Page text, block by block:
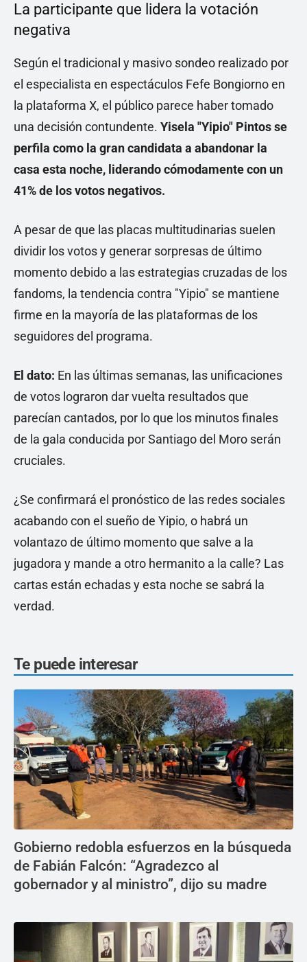
La participante que lidera la votación
negativa
Según el tradicional y masivo sondeo realizado por
el especialista en espectáculos Fefe Bongiorno en
la plataforma X, el público parece haber tomado
una decisión contundente. Yisela "Yipio" Pintos se
perfila como la gran candidata a abandonar la
casa esta noche, liderando cómodamente con un
41% de los votos negativos.
A pesar de que las placas multitudinarias suelen
dividir los votos y generar sorpresas de último
momento debido a las estrategias cruzadas de los
fandoms, la tendencia contra "Yipio" se mantiene
firme en la mayoría de las plataformas de los
seguidores del programa.
El dato: En las últimas semanas, las unificaciones
de votos lograron dar vuelta resultados que
parecían cantados, por lo que los minutos finales
de la gala conducida por Santiago del Moro serán
cruciales.
¿Se confirmará el pronóstico de las redes sociales
acabando con el sueño de Yipio, o habrá un
volantazo de último momento que salve a la
jugadora y mande a otro hermanito a la calle? Las
cartas están echadas y esta noche se sabrá la
verdad.
Te puede interesar
Gobierno redobla esfuerzos en la búsqueda
de Fabián Falcón: “Agradezco al
gobernador y al ministro”, dijo su madre